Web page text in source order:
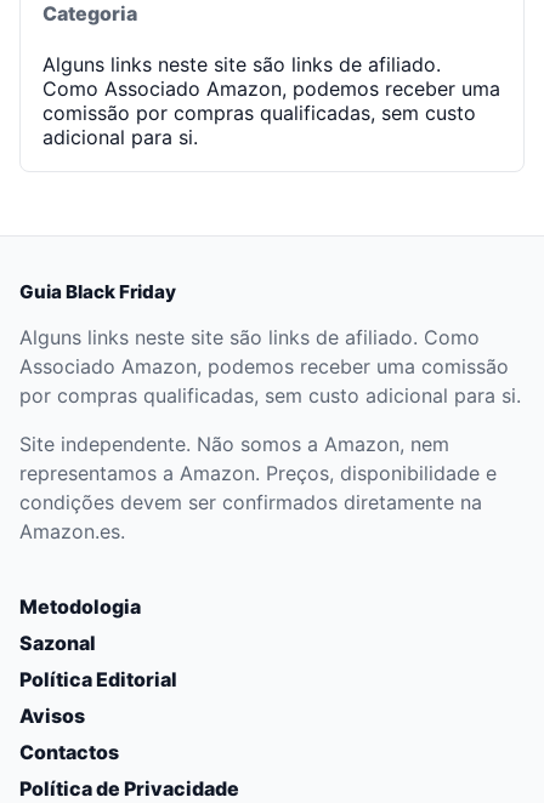
Categoria
Alguns links neste site são links de afiliado.
Como Associado Amazon, podemos receber uma
comissão por compras qualificadas, sem custo
adicional para si.
Guia Black Friday
Alguns links neste site são links de afiliado. Como
Associado Amazon, podemos receber uma comissão
por compras qualificadas, sem custo adicional para si.
Site independente. Não somos a Amazon, nem
representamos a Amazon. Preços, disponibilidade e
condições devem ser confirmados diretamente na
Amazon.es.
Metodologia
Sazonal
Política Editorial
Avisos
Contactos
Política de Privacidade